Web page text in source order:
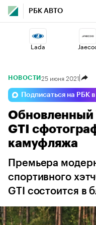
РБК АВТО
Lada
Volga Changan
Esteo Haval
НОВОСТИ 25 июня 2021
Подписаться на РБК
Обновленный
GTI
камуфляжа
Премьера
спортивного
GTI состоится в